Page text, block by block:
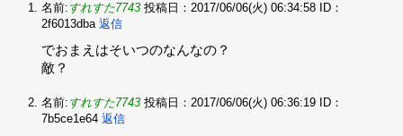
名前: すれすた7743 投稿日：2017/06/06(火) 06:34:58
ID：
2f6013dba 返信
でおまえはそいつのなんなの？‌
敵？
名前: すれすた7743 投稿日：2017/06/06(火) 06:36:19
ID：
7b5ce1e64 返信